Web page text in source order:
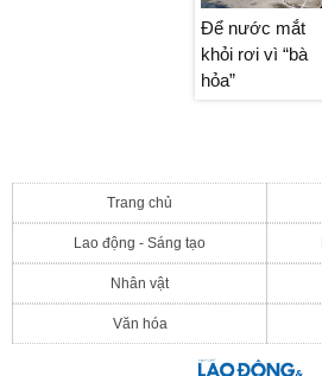
Để nước mắt
khỏi rơi vì “bà
hỏa”
Trang chủ
Lao động - Sáng tạo
Nhân vật
Văn hóa